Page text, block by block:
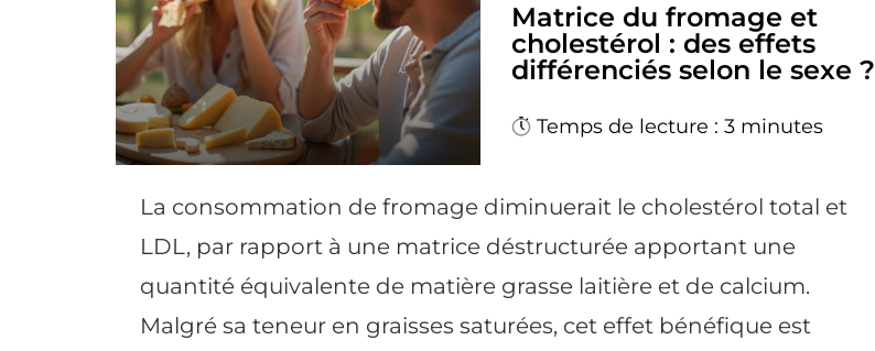
Matrice du fromage et
cholestérol : des effets
différenciés selon le sexe ?
Temps de lecture : 3 minutes
La consommation de fromage diminuerait le cholestérol total et
LDL, par rapport à une matrice déstructurée apportant une
quantité équivalente de matière grasse laitière et de calcium.
Malgré sa teneur en graisses saturées, cet effet bénéfique est